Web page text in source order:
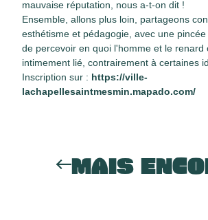
mauvaise réputation, nous a-t-on dit !
Ensemble, allons plus loin, partageons
esthétisme et pédagogie, avec une
de percevoir en quoi l'homme et le renard
intimement lié, contrairement à certaines
Inscription sur : https://ville-
lachapellesaintmesmin.mapado.com/
MAIS